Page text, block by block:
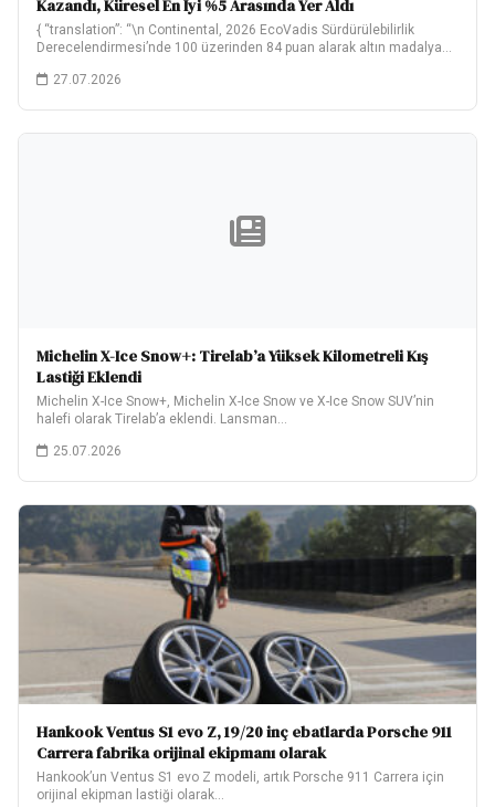
Kazandı, Küresel En İyi %5 Arasında Yer Aldı
{ “translation”: “\n Continental, 2026 EcoVadis Sürdürülebilirlik
Derecelendirmesi’nde 100 üzerinden 84 puan alarak altın madalya…
27.07.2026
Michelin X-Ice Snow+: Tirelab’a Yüksek Kilometreli Kış
Lastiği Eklendi
Michelin X-Ice Snow+, Michelin X-Ice Snow ve X-Ice Snow SUV’nin
halefi olarak Tirelab’a eklendi. Lansman…
25.07.2026
Hankook Ventus S1 evo Z, 19/20 inç ebatlarda Porsche 911
Carrera fabrika orijinal ekipmanı olarak
Hankook’un Ventus S1 evo Z modeli, artık Porsche 911 Carrera için
orijinal ekipman lastiği olarak…